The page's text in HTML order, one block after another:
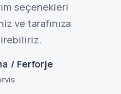
seçenekleri
ve tarafınıza
/ Ferforje